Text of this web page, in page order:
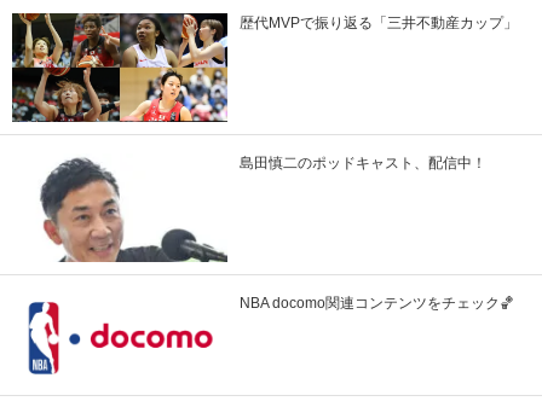
歴代MVPで振り返る「三井不動産カップ」
島田慎二のポッドキャスト、配信中！
NBA docomo関連コンテンツをチェック🏀